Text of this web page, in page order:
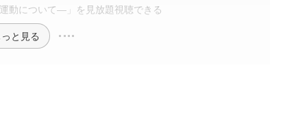
動について―」を見放題視聴できる
と見る